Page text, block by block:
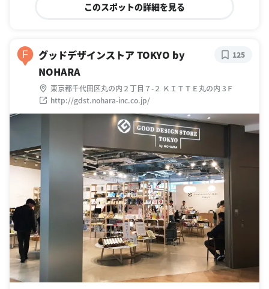
このスポットの詳細を見る
F
グッドデザインストア TOKYO by
NOHARA
東京都千代田区丸の内２丁目７-２ ＫＩＴＴＥ丸の内 3Ｆ
http://gdst.nohara-inc.co.jp/
125